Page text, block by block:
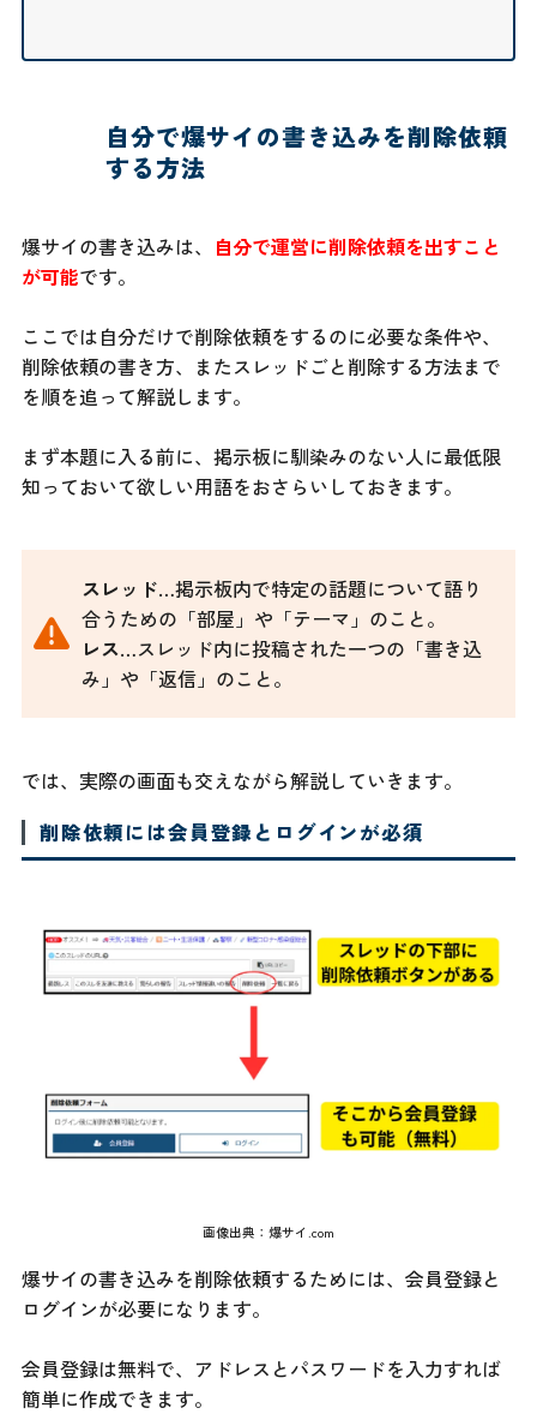
自分で爆サイの書き込みを削除依頼
する方法
爆サイの書き込みは、
自分で運営に削除依頼を出すこと
が可能です。
ここでは自分だけで削除依頼をするのに必要な条件や、
削除依頼の書き方、またスレッドごと削除する方法まで
を順を追って解説します。
まず本題に入る前に、掲示板に馴染みのない人に最低限
知っておいて欲しい用語をおさらいしておきます。
スレッド…掲示板内で特定の話題について語り
合うための「部屋」や「テーマ」のこと。
レス…スレッド内に投稿された一つの「書き込
み」や「返信」のこと。
では、実際の画面も交えながら解説していきます。
削除依頼には会員登録とログインが必須
画像出典： 爆サイ.com
爆サイの書き込みを削除依頼するためには、会員登録と
ログインが必要になります。
会員登録は無料で、アドレスとパスワードを入力すれば
簡単に作成できます。